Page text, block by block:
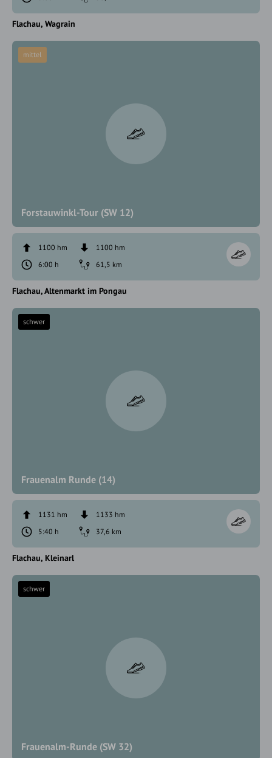
Flachau Wagrain
Forstauwinkl-Tour (SW 12)
mittel
1100 hm
1100 hm
6:00 h
61,5 km
Flachau Altenmarkt im Pongau
Frauenalm Runde (14)
schwer
1131 hm
1133 hm
5:40 h
37,6 km
Flachau Kleinarl
Frauenalm-Runde (SW 32)
schwer